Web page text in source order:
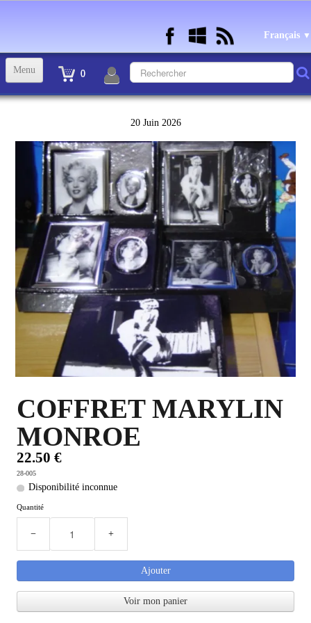
Français ▼
0
Menu
STATUETTES BD RESINE et PLOMB▼
ANDRE FRANQUIN OBJETS ET VETEMENTS ▼
BECASSINE OU BETTY BOOP OBJETS ET VETEMENTS ▼
TEX AVERY OBJETS ET VETEMENTS▼
WARNER OBJETS ET VETEMENTS
PLUS D'OBJETS ET VETEMENTS BD▼
IDEES CADEAUX ET PLUS ▼
BYZANCE ▼
20 Juin 2026
COFFRET MARYLIN
MONROE
22.50 €
28-005
Disponibilité inconnue
Quantité
− +
Ajouter
Voir mon panier